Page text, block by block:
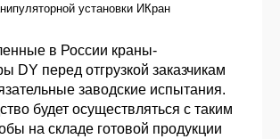
установки ИКран
в России краны-
DY перед отгрузкой заказчикам
заводские испытания.
будет осуществляться с таким
на складе готовой продукции